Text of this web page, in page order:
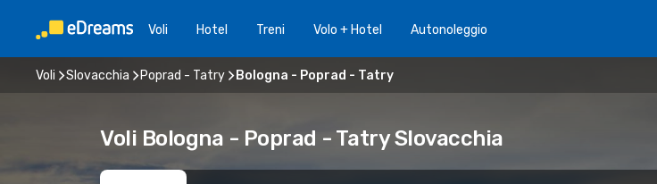
Voli Hotel Treni Volo + Hotel Autonoleggio
Voli Slovacchia Poprad - Tatry Bologna - Poprad - Tatry
Voli Bologna - Poprad - Tatry Slovacchia